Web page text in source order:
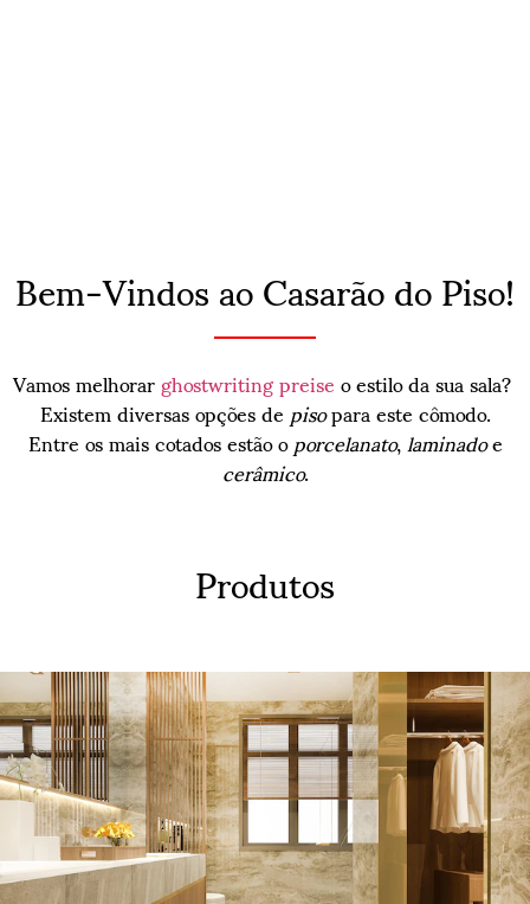
Bem-Vindos ao Casarão do Piso!
Vamos melhorarghostwriting preiseo estilo da sua sala?
Existem diversas opções depisopara este cômodo.
Entre os mais cotados estão oporcelanato,laminadoe
cerâmico.
Produtos